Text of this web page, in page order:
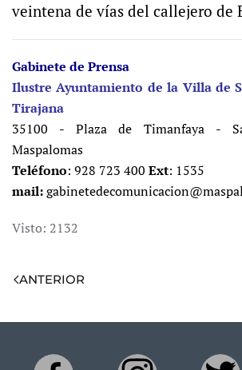
veintena de vías del callejero de
Gabinete de Prensa
Ilustre Ayuntamiento de la Villa de
Tirajana
35100 - Plaza de Timanfaya -
Maspalomas
Teléfono: 928 723 400 Ext: 1535
mail:
Visto: 2132
ANTERIOR